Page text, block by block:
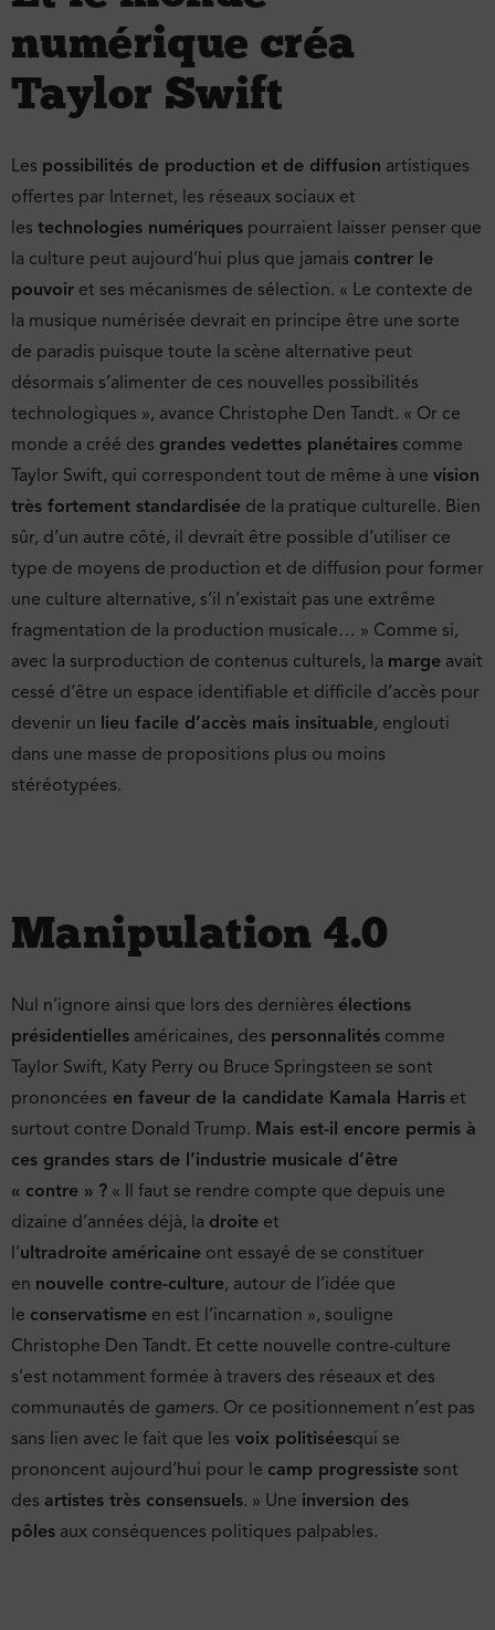
numérique créa
Taylor Swift
Les possibilités de production et de diffusion artistiques
offertes par Internet, les réseaux sociaux et
les technologies numériques pourraient laisser penser que
la culture peut aujourd’hui plus que jamais contrer le
pouvoir et ses mécanismes de sélection. « Le contexte de
la musique numérisée devrait en principe être une sorte
de paradis puisque toute la scène alternative peut
désormais s’alimenter de ces nouvelles possibilités
technologiques », avance Christophe Den Tandt. « Or ce
monde a créé des grandes vedettes planétaires comme
Taylor Swift, qui correspondent tout de même à une vision
très fortement standardisée de la pratique culturelle. Bien
sûr, d’un autre côté, il devrait être possible d’utiliser ce
type de moyens de production et de diffusion pour former
une culture alternative, s’il n’existait pas une extrême
fragmentation de la production musicale… » Comme si,
avec la surproduction de contenus culturels, la marge avait
cessé d’être un espace identifiable et difficile d’accès pour
devenir un lieu facile d’accès mais insituable, englouti
dans une masse de propositions plus ou moins
stéréotypées.
Manipulation 4.0
Nul n’ignore ainsi que lors des dernières élections
présidentielles américaines, des personnalités comme
Taylor Swift, Katy Perry ou Bruce Springsteen se sont
prononcées en faveur de la candidate Kamala Harris et
surtout contre Donald Trump. Mais est-il encore permis à
ces grandes stars de l’industrie musicale d’être
« contre » ? « Il faut se rendre compte que depuis une
dizaine d’années déjà, la droite et
l’ultradroite américaine ont essayé de se constituer
en nouvelle contre-culture, autour de l’idée que
le conservatisme en est l’incarnation », souligne
Christophe Den Tandt. Et cette nouvelle contre-culture
s’est notamment formée à travers des réseaux et des
communautés de gamers. Or ce positionnement n’est pas
sans lien avec le fait que les voix politiséesqui se
prononcent aujourd’hui pour le camp progressiste sont
des artistes très consensuels. » Une inversion des
pôles aux conséquences politiques palpables.